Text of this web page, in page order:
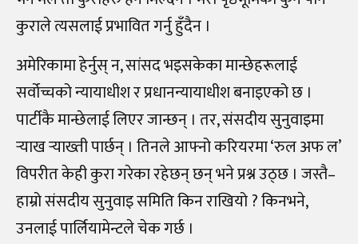
कुराले त्यसलाई प्रभावित गर्नु हुँदैन ।
अमेरिकामा हेर्नुस् न, सांसद भइसकेका मान्छेहरूलाई
सर्वोच्चको न्यायाधीश र प्रधानन्यायाधीश बनाइएको छ ।
पार्टीकै मान्छेलाई लिएर जान्छन् । तर, संसदीय सुनुवाइमा
र्‍याखर्‍याख्ती पार्छन् । तिनले आफ्नो करियरमा ‘रुल अफ ल’
विपरीत केही कुरा गरेका रहेछन् छन् भने प्रश्न उठ्छ । जस्तै–
हाम्रो संसदीय सुनुवाइ समिति किन राखियो ? किनभने,
उनलाई पार्लियामेन्टले चेक गर्छ ।